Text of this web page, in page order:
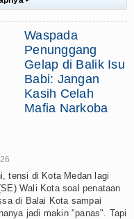
Waspada
Penunggang
Gelap di Balik Isu
Babi: Jangan
Kasih Celah
Mafia Narkoba
tensi di Kota Medan lagi
Wali Kota soal penataan
di Balai Kota sampai
jadi makin "panas". Tapi